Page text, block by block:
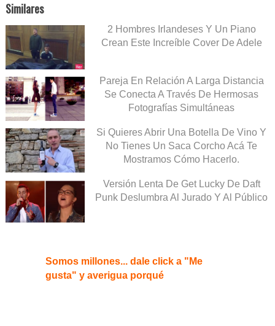
Similares
2 Hombres Irlandeses Y Un Piano
Crean Este Increíble Cover De Adele
Pareja En Relación A Larga Distancia
Se Conecta A Través De Hermosas
Fotografías Simultáneas
Si Quieres Abrir Una Botella De Vino Y
No Tienes Un Saca Corcho Acá Te
Mostramos Cómo Hacerlo.
Versión Lenta De Get Lucky De Daft
Punk Deslumbra Al Jurado Y Al Público
Somos millones... dale click a "Me
gusta" y averigua porqué